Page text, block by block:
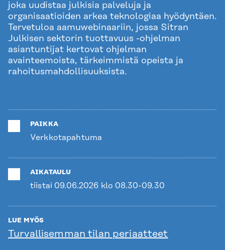
joka uudistaa julkisia palveluja ja
organisaatioiden arkea teknologiaa hyödyntäen.
Tervetuloa aamuwebinaariin, jossa Sitran
Julkisen sektorin tuottavuus -ohjelman
asiantuntijat kertovat ohjelman
avainteemoista, tärkeimmistä opeista ja
rahoitusmahdollisuuksista.
PAIKKA
Verkkotapahtuma
AIKATAULU
tiistai 09.06.2026 klo 08.30-09.30
LUE MYÖS
Turvallisemman tilan periaatteet